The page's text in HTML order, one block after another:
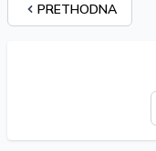
PRETHODNA